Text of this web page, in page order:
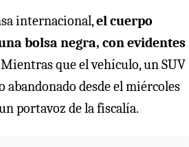
internacional,el cuerpo
bolsa negra, con evidentes
Mientras que el vehículo, un SUV
abandonado desde el miércoles
portavoz de la fiscalía.